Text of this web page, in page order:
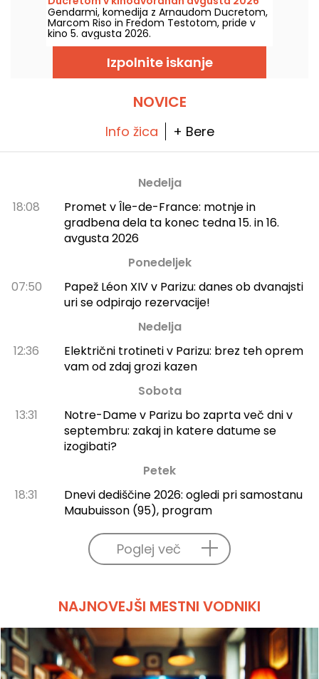
Gendarmi, komedija z Arnaudom Ducretom,
Marcom Riso in Fredom Testotom, pride v
kino 5. avgusta 2026.
Izpolnite iskanje
NOVICE
Info žica + Bere
Nedelja
18:08
Promet v Île-de-France: motnje in
gradbena dela ta konec tedna 15. in 16.
avgusta 2026
Ponedeljek
07:50
Papež Léon XIV v Parizu: danes ob dvanajsti
uri se odpirajo rezervacije!
Nedelja
12:36
Električni trotineti v Parizu: brez teh oprem
vam od zdaj grozi kazen
Sobota
13:31
Notre-Dame v Parizu bo zaprta več dni v
septembru: zakaj in katere datume se
izogibati?
Petek
18:31
Dnevi dediščine 2026: ogledi pri samostanu
Maubuisson (95), program
Poglej več
NAJNOVEJŠI MESTNI VODNIKI